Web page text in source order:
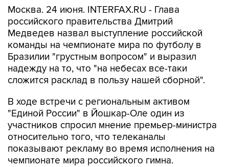
Москва. 24 июня. INTERFAX.RU - Глава
российского правительства Дмитрий
Медведев назвал выступление российской
команды на чемпионате мира по футболу в
Бразилии "грустным вопросом" и выразил
надежду на то, что "на небесах все-таки
сложится расклад в пользу нашей сборной".
В ходе встречи с региональным активом
"Единой России" в Йошкар-Оле один из
участников спросил мнение премьер-министра
относительно того, что телеканалы
показывают рекламу во время исполнения на
чемпионате мира российского гимна.